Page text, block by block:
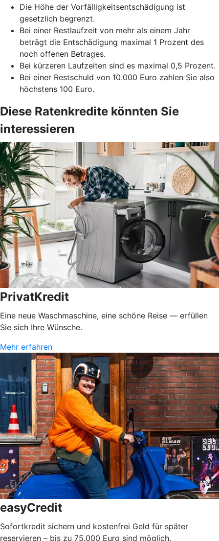
Die Höhe der Vorfälligkeitsentschädigung ist
gesetzlich begrenzt.
Bei einer Restlaufzeit von mehr als einem Jahr
beträgt die Entschädigung maximal 1 Prozent des
noch offenen Betrages.
Bei kürzeren Laufzeiten sind es maximal 0,5 Prozent.
Bei einer Restschuld von 10.000 Euro zahlen Sie also
höchstens 100 Euro.
Diese Ratenkredite könnten Sie
interessieren
PrivatKredit
Eine neue Waschmaschine, eine schöne Reise — erfüllen
Sie sich Ihre Wünsche.
Mehr erfahren
easyCredit
Sofortkredit sichern und kostenfrei Geld für später
reservieren – bis zu 75.000 Euro sind möglich.